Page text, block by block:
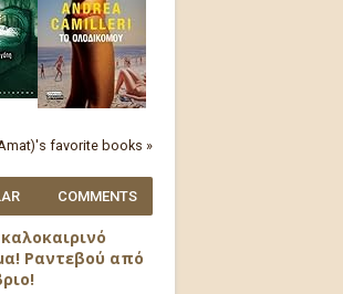
favorite books »
COMMENTS
Ραντεβού από